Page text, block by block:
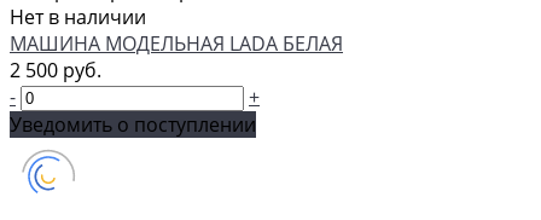
Нет в наличии
МАШИНА МОДЕЛЬНАЯ LADA БЕЛАЯ
2 500 руб.
-
+
Уведомить о поступлении